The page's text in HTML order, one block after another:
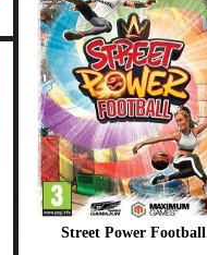
Street Power Football